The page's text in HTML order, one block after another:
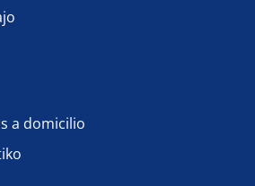
a domicilio